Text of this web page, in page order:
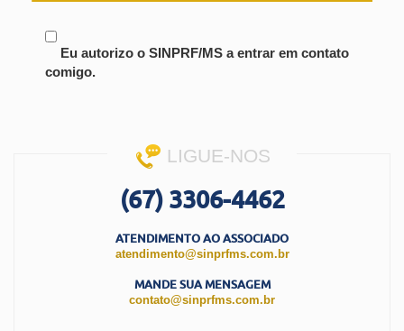
Eu autorizo o SINPRF/MS a entrar em contato
comigo.
LIGUE-NOS
(67) 3306-4462
ATENDIMENTO AO ASSOCIADO
atendimento@sinprfms.com.br
MANDE SUA MENSAGEM
contato@sinprfms.com.br